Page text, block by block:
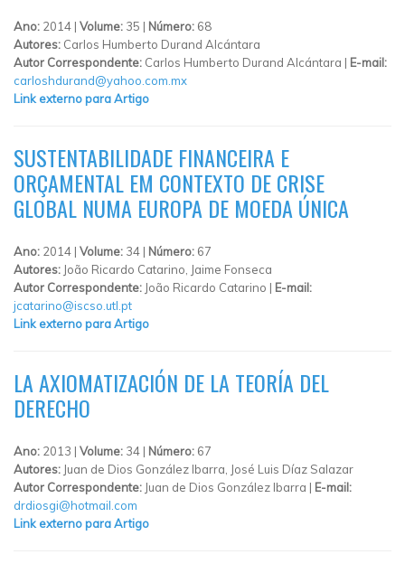
Ano: 2014 | Volume: 35 | Número: 68
Autores: Carlos Humberto Durand Alcántara
Autor Correspondente: Carlos Humberto Durand Alcántara | E-mail:
carloshdurand@yahoo.com.mx
Link externo para Artigo
SUSTENTABILIDADE FINANCEIRA E
ORÇAMENTAL EM CONTEXTO DE CRISE
GLOBAL NUMA EUROPA DE MOEDA ÚNICA
Ano: 2014 | Volume: 34 | Número: 67
Autores: João Ricardo Catarino, Jaime Fonseca
Autor Correspondente: João Ricardo Catarino | E-mail:
jcatarino@iscso.utl.pt
Link externo para Artigo
LA AXIOMATIZACIÓN DE LA TEORÍA DEL
DERECHO
Ano: 2013 | Volume: 34 | Número: 67
Autores: Juan de Dios González Ibarra, José Luis Díaz Salazar
Autor Correspondente: Juan de Dios González Ibarra | E-mail:
drdiosgi@hotmail.com
Link externo para Artigo